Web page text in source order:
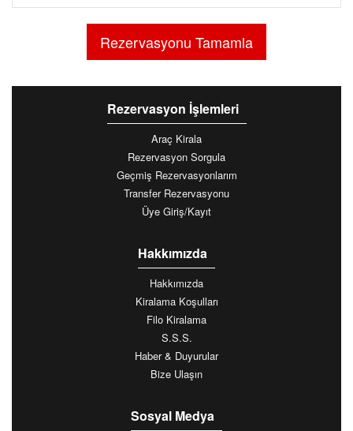
Rezervasyon İşlemleri
Araç Kirala
Rezervasyon Sorgula
Geçmiş Rezervasyonlarım
Transfer Rezervasyonu
Üye Giriş/Kayıt
Hakkımızda
Hakkımızda
Kiralama Koşulları
Filo Kiralama
S.S.S.
Haber & Duyurular
Bize Ulaşın
Sosyal Medya